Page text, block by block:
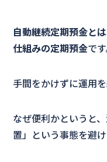
自動継続定期預金と
仕組みの定期預金です
手間をかけずに運用
なぜ便利かというと
置」という事態を避け